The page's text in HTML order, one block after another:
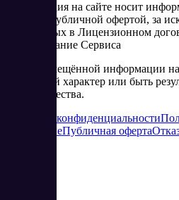
Информация на сайте носит
является публичной офертой, за
изложенных в Лицензионном
использование Сервиса
Часть размещённой информации
рекламный характер или быть
сотрудничества.
Политика конфиденциальности
соглашениеПубличная оферта